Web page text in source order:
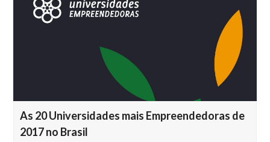
As 20 Universidades mais Empreendedoras de
2017 no Brasil